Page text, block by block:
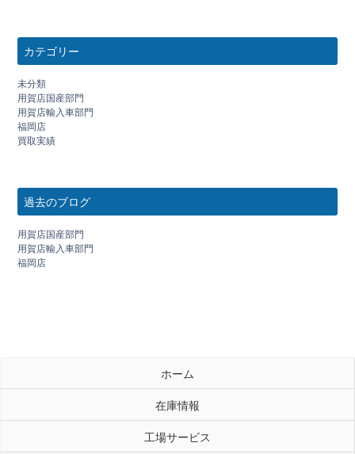
カテゴリー
未分類
用賀店国産部門
用賀店輸入車部門
福岡店
買取実績
過去のブログ
用賀店国産部門
用賀店輸入車部門
福岡店
ホーム
在庫情報
工場サービス